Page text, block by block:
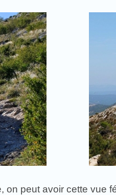
on peut avoir cette vue